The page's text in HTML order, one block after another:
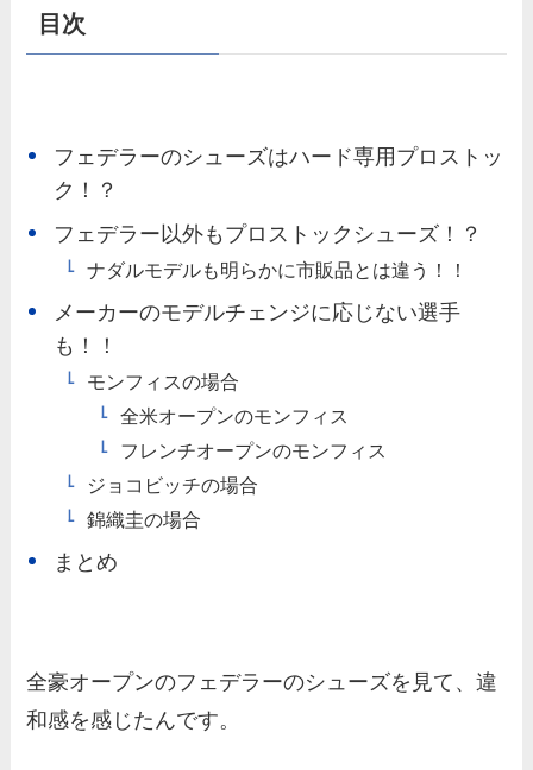
目次
フェデラーのシューズはハード専用プロストッ
ク！？
フェデラー以外もプロストックシューズ！？
ナダルモデルも明らかに市販品とは違う！！
メーカーのモデルチェンジに応じない選手
も！！
モンフィスの場合
全米オープンのモンフィス
フレンチオープンのモンフィス
ジョコビッチの場合
錦織圭の場合
まとめ
全豪オープンのフェデラーのシューズを見て、違
和感を感じたんです。